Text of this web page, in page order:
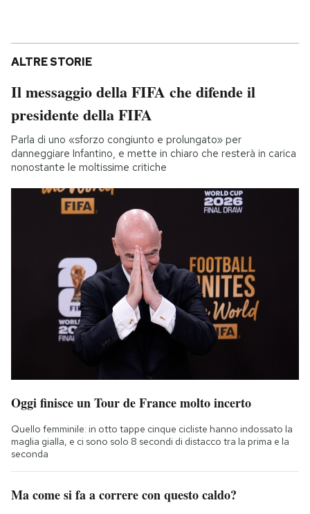
ALTRE STORIE
Il messaggio della FIFA che difende il
presidente della FIFA
Parla di uno «sforzo congiunto e prolungato» per
danneggiare Infantino, e mette in chiaro che resterà in carica
nonostante le moltissime critiche
Oggi finisce un Tour de France molto incerto
Quello femminile: in otto tappe cinque cicliste hanno indossato la
maglia gialla, e ci sono solo 8 secondi di distacco tra la prima e la
seconda
Ma come si fa a correre con questo caldo?